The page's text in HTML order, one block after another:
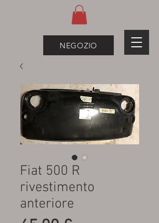
NEGOZIO
Fiat 500 R
rivestimento
anteriore